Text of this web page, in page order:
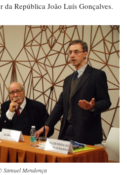
da República João Luís Gonçalves.
Samuel Mendonça